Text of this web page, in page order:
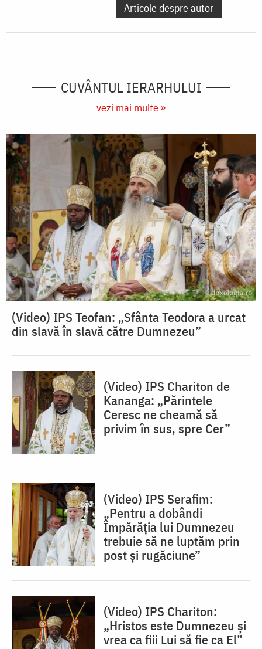
Articole despre autor
CUVÂNTUL IERARHULUI
vezi mai multe »
(Video) IPS Teofan: „Sfânta Teodora a urcat
din slavă în slavă către Dumnezeu”
(Video) IPS Chariton de
Kananga: „Părintele
Ceresc ne cheamă să
privim în sus, spre Cer”
(Video) IPS Serafim:
„Pentru a dobândi
Împărăția lui Dumnezeu
trebuie să ne luptăm prin
post și rugăciune”
(Video) IPS Chariton:
„Hristos este Dumnezeu și
vrea ca fiii Lui să fie ca El”